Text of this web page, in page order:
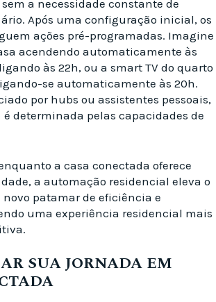
a necessidade constante de
Após uma configuração inicial, os
ações pré-programadas. Imagine
acendendo automaticamente às
às 22h, ou a smart TV do quarto
se automaticamente às 20h.
por hubs ou assistentes pessoais,
determinada pelas capacidades de
a casa conectada oferece
a automação residencial eleva o
patamar de eficiência e
uma experiência residencial mais
SUA JORNADA EM